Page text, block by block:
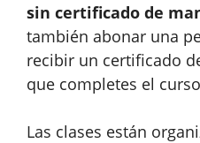
sin certificado de
también abonar una
recibir un certificado
que completes el
Las clases están